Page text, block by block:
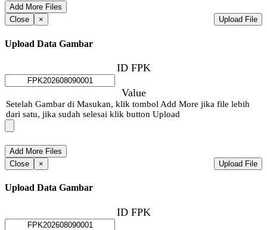
Upload File
Close ×
Upload Data Gambar
ID FPK
Value
Setelah Gambar di Masukan, klik tombol Add More jika file lebih
dari satu, jika sudah selesai klik button Upload
Upload File
Close ×
Upload Data Gambar
ID FPK